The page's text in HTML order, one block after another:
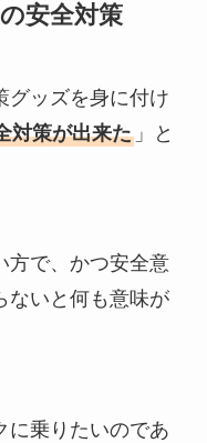
安全対策
グッズを身に付け
対策が出来た」と
方で、かつ安全意
ないと何も意味が
に乗りたいのであ